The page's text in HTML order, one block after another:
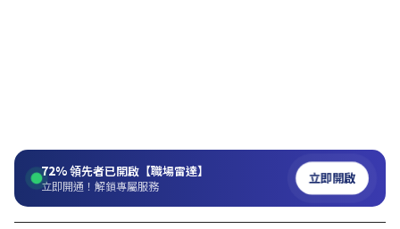
72%領先者已開啟【職場雷達】
立即開通！解鎖專屬服務 立即開啟